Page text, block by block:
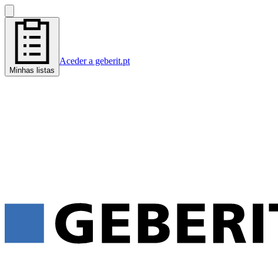
Minhas listas
Aceder a geberit.pt